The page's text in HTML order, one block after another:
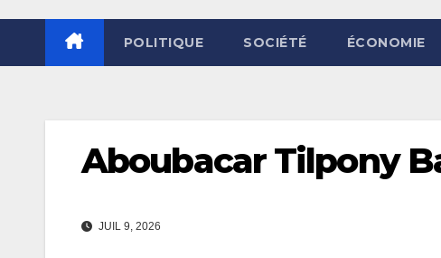
POLITIQUE SOCIÉTÉ ÉCONOMIE
Aboubacar Tilpony
JUIL 9, 2026